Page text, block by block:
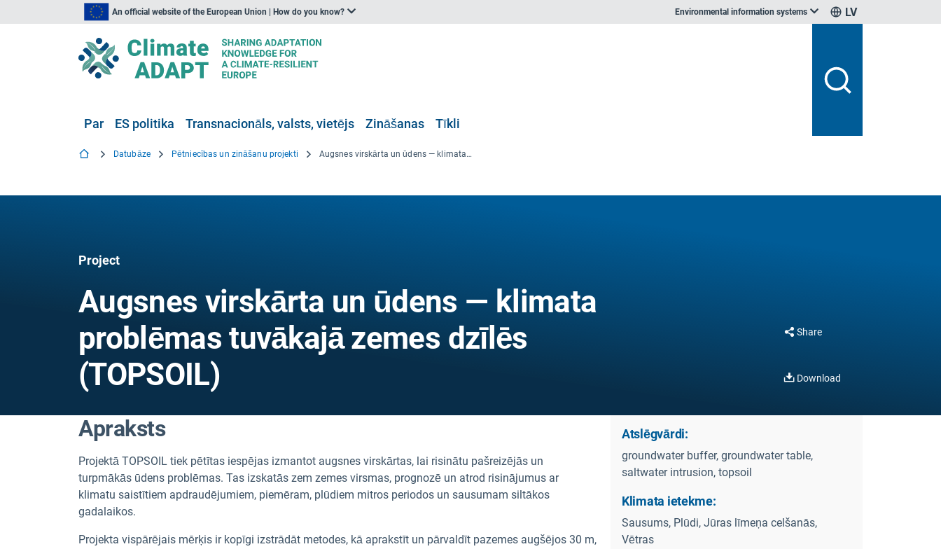
An official website of the European Union | How do you know? Environmental information systems LV
Par ES politika Transnacionāls, valsts, vietējs Zināšanas Tīkli
Datubāze Pētniecības un zināšanu projekti Augsnes virskārta un ūdens — klimata problēmas tuvākajā zemes dzīlēs
Project
Augsnes virskārta un ūdens — klimata
problēmas tuvākajā zemes dzīlēs
(TOPSOIL)
Share
Download
Apraksts
Projektā TOPSOIL tiek pētītas iespējas izmantot augsnes virskārtas, lai risinātu pašreizējās un
turpmākās ūdens problēmas. Tas izskatās zem zemes virsmas, prognozē un atrod risinājumus ar
klimatu saistītiem apdraudējumiem, piemēram, plūdiem mitros periodos un sausumam siltākos
gadalaikos.
Projekta vispārējais mērķis ir kopīgi izstrādāt metodes, kā aprakstīt un pārvaldīt pazemes augšējos 30 m,
Atslēgvārdi:
groundwater buffer, groundwater table,
saltwater intrusion, topsoil
Klimata ietekme:
Sausums, Plūdi, Jūras līmeņa celšanās,
Vētras